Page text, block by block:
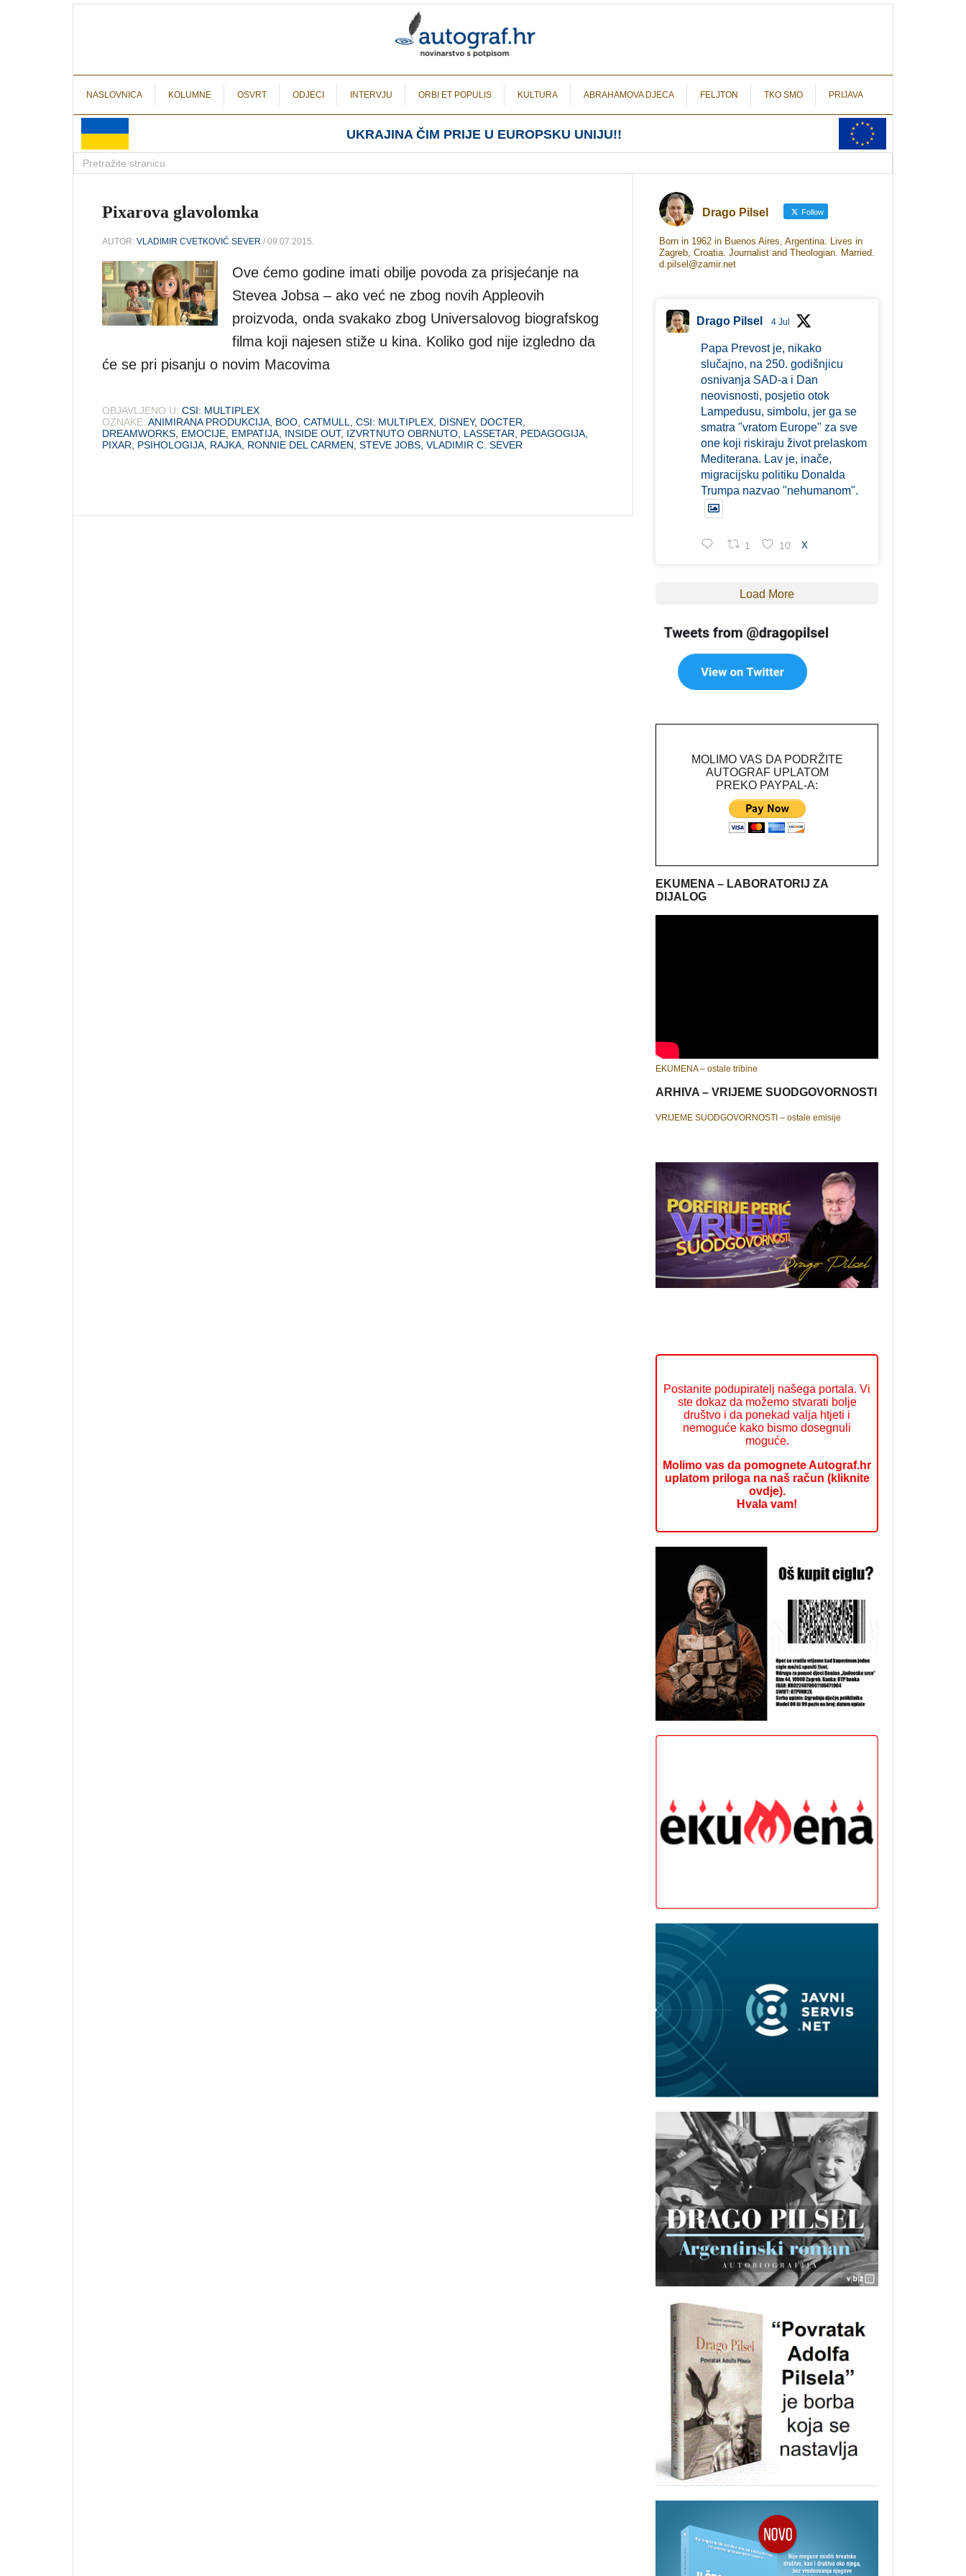
NASLOVNICA KOLUMNE OSVRT ODJECI INTERVJU ORBI ET POPULIS KULTURA ABRAHAMOVA DJECA FELJTON TKO SMO PRIJAVA
UKRAJINA ČIM PRIJE U EUROPSKU UNIJU!!
Pixarova glavolomka
AUTOR: VLADIMIR CVETKOVIĆ SEVER / 09.07.2015.
Ove ćemo godine imati obilje povoda za prisjećanje na
Stevea Jobsa – ako već ne zbog novih Appleovih
proizvoda, onda svakako zbog Universalovog biografskog
filma koji najesen stiže u kina. Koliko god nije izgledno da
će se pri pisanju o novim Macovima
OBJAVLJENO U: CSI: MULTIPLEX
OZNAKE: ANIMIRANA PRODUKCIJA BOO CATMULL CSI: MULTIPLEX DISNEY, DOCTER
DREAMWORKS EMOCIJE EMPATIJA INSIDE OUT, IZVRTNUTO OBRNUTO LASSETAR PEDAGOGIJA
PIXAR
PSIHOLOGIJA RAJKA RONNIE DEL CARMEN STEVE JOBS VLADIMIR C. SEVER
Drago Pilsel Follow
Born in 1962 in Buenos Aires, Argentina. Lives in
Zagreb, Croatia. Journalist and Theologian. Married.
d.pilsel@zamir.net
Drago Pilsel 4 Jul
Papa Prevost je, nikako
slučajno, na 250. godišnjicu
osnivanja SAD-a i Dan
neovisnosti, posjetio otok
Lampedusu, simbolu, jer ga se
smatra "vratom Europe" za sve
one koji riskiraju život prelaskom
Mediterana. Lav je, inače,
migracijsku politiku Donalda
Trumpa nazvao "nehumanom".
1 10 X
Load More
MOLIMO VAS DA PODRŽITE
AUTOGRAF UPLATOM
PREKO PAYPAL-A:
EKUMENA – LABORATORIJ ZA
DIJALOG
EKUMENA – ostale tribine
ARHIVA – VRIJEME SUODGOVORNOSTI
VRIJEME SUODGOVORNOSTI – ostale emisije
Postanite podupiratelj našega portala. Vi
ste dokaz da možemo stvarati bolje
društvo i da ponekad valja htjeti i
nemoguće kako bismo dosegnuli
moguće.
Molimo vas da pomognete Autograf.hr
uplatom priloga na naš račun (kliknite
ovdje).
Hvala vam!